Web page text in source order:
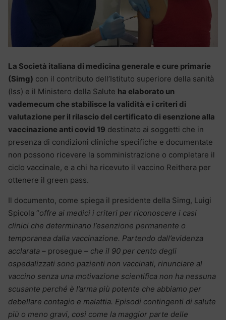
La Società italiana di medicina generale e cure primarie
(Simg) con il contributo dell’Istituto superiore della sanità
(Iss) e il Ministero della Salute ha elaborato un
vademecum che stabilisce la validità e i criteri di
valutazione per il rilascio del certificato di esenzione alla
vaccinazione anti covid 19 destinato ai soggetti che in
presenza di condizioni cliniche specifiche e documentate
non possono ricevere la somministrazione o completare il
ciclo vaccinale, e a chi ha ricevuto il vaccino Reithera per
ottenere il green pass.
Il documento, come spiega il presidente della Simg, Luigi
Spicola “offre ai medici i criteri per riconoscere i casi
clinici che determinano l’esenzione permanente o
temporanea dalla vaccinazione. Partendo dall’evidenza
acclarata – prosegue – che il 90 per cento degli
ospedalizzati sono pazienti non vaccinati, rinunciare al
vaccino senza una motivazione scientifica non ha nessuna
scusante perché è l’arma più potente che abbiamo per
debellare contagio e malattia. Episodi contingenti di salute
più o meno gravi, così come la maggior parte delle